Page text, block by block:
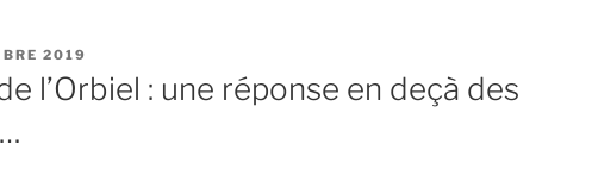
d’une
2019
l’Orbiel : une réponse en deçà des